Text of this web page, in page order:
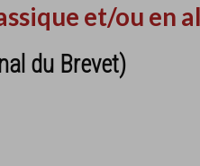
et/ou en
du Brevet)